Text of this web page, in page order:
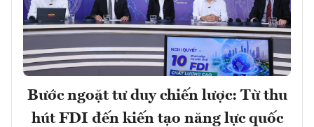
Bước ngoặt tư duy chiến lược: Từ thu
hút FDI đến kiến tạo năng lực quốc